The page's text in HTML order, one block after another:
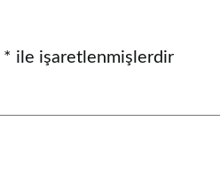
* ile işaretlenmişlerdir